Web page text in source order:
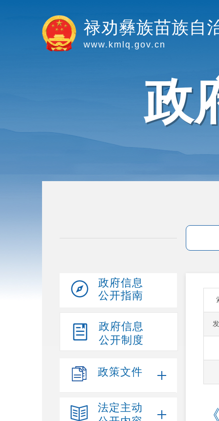
禄劝彝族苗族自
www.kmlq.gov.cn
政
政府信息
公开指南
政府信息
公开制度
政策文件
法定主动